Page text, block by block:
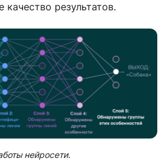
качество результатов.
нейросети.